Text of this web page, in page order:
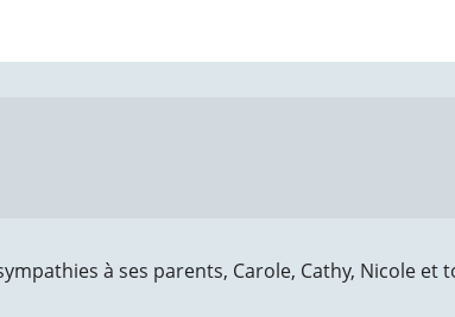
à ses parents, Carole, Cathy, Nicole et